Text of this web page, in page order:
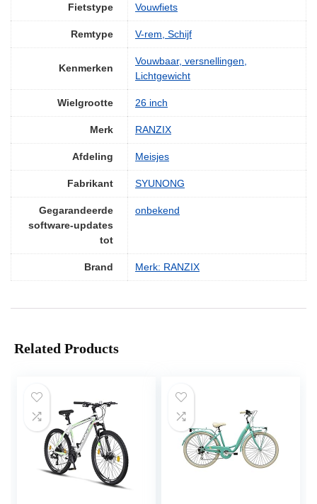
Fietstype ‎Vouwfiets
Remtype ‎V-rem, Schijf
Kenmerken
‎Vouwbaar, versnellingen,
Lichtgewicht
Wielgrootte ‎26 inch
Merk ‎RANZIX
Afdeling ‎Meisjes
Fabrikant ‎SYUNONG
Gegarandeerde
software-updates
tot
‎onbekend
Brand Merk: RANZIX
Related Products